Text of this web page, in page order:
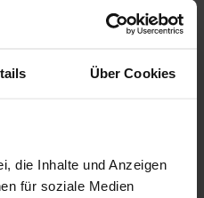
Über Cookies
die Inhalte und Anzeigen
für soziale Medien
STANDARD D=M12
FILETÉE ACIER